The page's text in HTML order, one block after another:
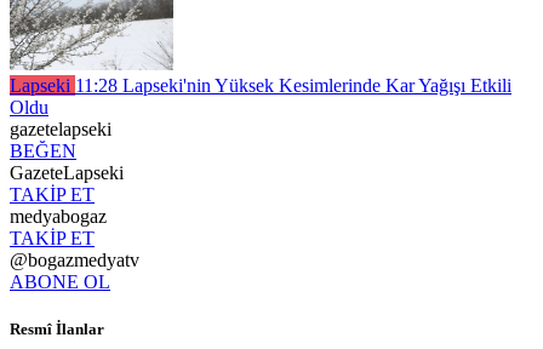
Lapseki 11:28 Lapseki'nin Yüksek Kesimlerinde Kar Yağışı Etkili
Oldu
gazetelapseki
BEĞEN
GazeteLapseki
TAKİP ET
medyabogaz
TAKİP ET
@bogazmedyatv
ABONE OL
Resmî İlanlar